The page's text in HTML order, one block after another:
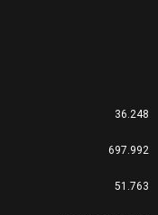
36.248
697.992
51.763